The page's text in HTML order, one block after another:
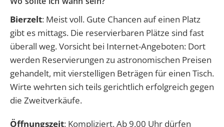
Bierzelt: Meist voll. Gute Chancen auf einen Platz
gibt es mittags. Die reservierbaren Plätze sind fast
überall weg. Vorsicht bei Internet-Angeboten: Dort
werden Reservierungen zu astronomischen Preisen
gehandelt, mit vierstelligen Beträgen für einen Tisch.
Wirte wehrten sich teils gerichtlich erfolgreich gegen
die Zweitverkäufe.
Öffnungszeit: Kompliziert. Ab 9.00 Uhr dürfen